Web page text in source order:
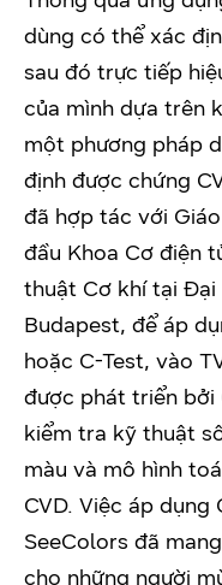
dùng có thể xác
sau đó trực tiếp
của mình dựa trên
một phương pháp
định được chứng
đã hợp tác với
đầu Khoa Cơ điện
thuật Cơ khí tại Đại
Budapest, để áp
hoặc C-Test, vào
được phát triển bởi
kiểm tra kỹ thuật
màu và mô hình
CVD. Việc áp dụng
SeeColors đã
cho những người